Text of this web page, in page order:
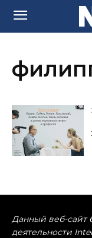
Данный веб-сайт
деятельности